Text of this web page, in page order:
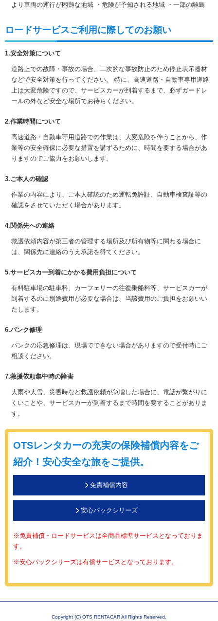
より車両の運行が困難な地域 ・危険が予知される地域 ・一部の離島
ロードサービスご利用に際してのお願い
1.安全対策について
道路上での故障・事故の場合、二次的な事故防止のため停止表示器材
などで安全対策を行ってください。 特に、高速道路・自動車専用道路
上は大変危険ですので、サービスカーが到着するまで、必ずガードレ
ールの外など安全な場所でお待ちください。
2.作業時間について
高速道路・自動車専用道路での作業は、大変危険を伴うことから、作
業等の安全確保に必要な措置を講ずるために、時間を要する場合があ
りますのでご協力をお願いします。
3.ご本人の確認
作業の内容により、ご本人確認のため運転免許証、自動車検査証等の
確認をさせていただく場合があります。
4.関係先への連絡
救護依頼内容が第三者の管理する場所及び所有物等に関わる場合に
は、関係先に連絡のうえ承諾を得てください。
5.サービスカー到着にかかる費用負担について
有料駐車場の駐車料、カーフェリーの往復乗船料等、サービスカーが
到着するのに別途費用が必要な場合は、当該費用のご負担をお願いい
たします。
6.パンク修理
パンクの応急修理は、現場でできない場合がありますので受付時にご
相談ください。
7.救援依頼集中時の障害
大雨や大雪、災害時など救護依頼が急増した場合に、電話が繋がりに
くいことや、サービスカーが到着するまで時間を要することがありま
す。
OTSレンタカーの充実の保険補償内容をご
紹介！安心安全な旅をご提供。
免責補償内容
安心パックシリーズ
※免責補償・ロードサービスは全商品標準サービスとなっておりま
す。
※安心パックシリーズは有償サービスとなっております。
Copyright (C) OTS RENTACAR All Rights Reserved.